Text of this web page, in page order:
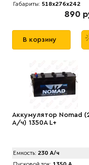
Габариты: 518x276x242
890
В корзину
Аккумулятор Nomad
А/ч) 1350A L+
Емкость: 230 А/ч